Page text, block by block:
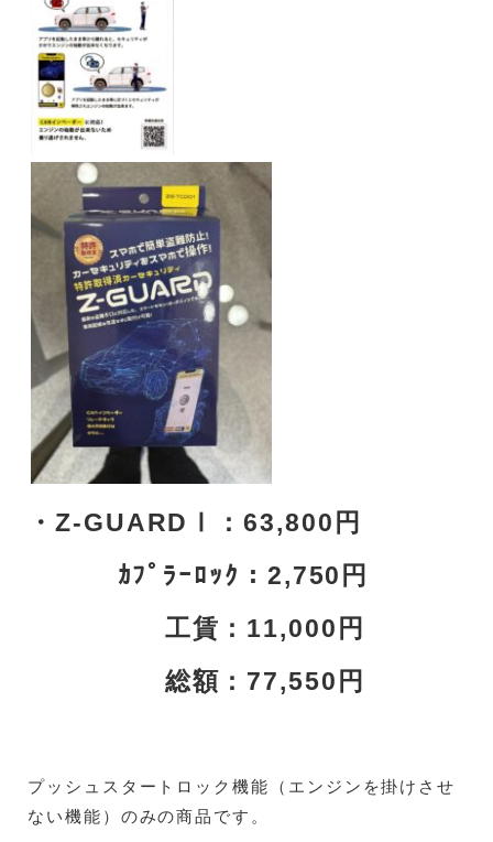
・Z-GUARDⅠ：63,800円
ｶﾌﾟﾗｰﾛｯｸ：2,750円
工賃：11,000円
総額：77,550円
プッシュスタートロック機能（エンジンを掛けさせ
ない機能）のみの商品です。